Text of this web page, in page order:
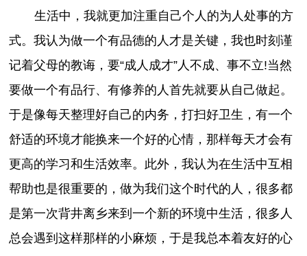
生活中，我就更加注重自己个人的为人处事的方
式。我认为做一个有品德的人才是关键，我也时刻谨
记着父母的教诲，要“成人成才”人不成、事不立!当然
要做一个有品行、有修养的人首先就要从自己做起。
于是像每天整理好自己的内务，打扫好卫生，有一个
舒适的环境才能换来一个好的心情，那样每天才会有
更高的学习和生活效率。此外，我认为在生活中互相
帮助也是很重要的，做为我们这个时代的人，很多都
是第一次背井离乡来到一个新的环境中生活，很多人
总会遇到这样那样的小麻烦，于是我总本着友好的心